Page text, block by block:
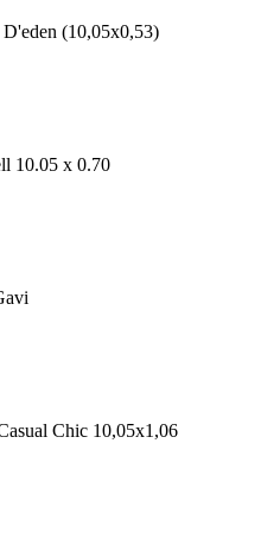
(10,05x0,53)
10.05 х 0.70
Chic 10,05x1,06